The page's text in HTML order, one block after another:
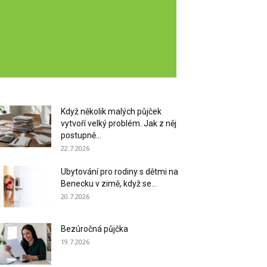
Když několik malých půjček
vytvoří velký problém. Jak z něj
postupně...
22.7.2026
Ubytování pro rodiny s dětmi na
Benecku v zimě, když se...
20.7.2026
Bezúročná půjčka
19.7.2026